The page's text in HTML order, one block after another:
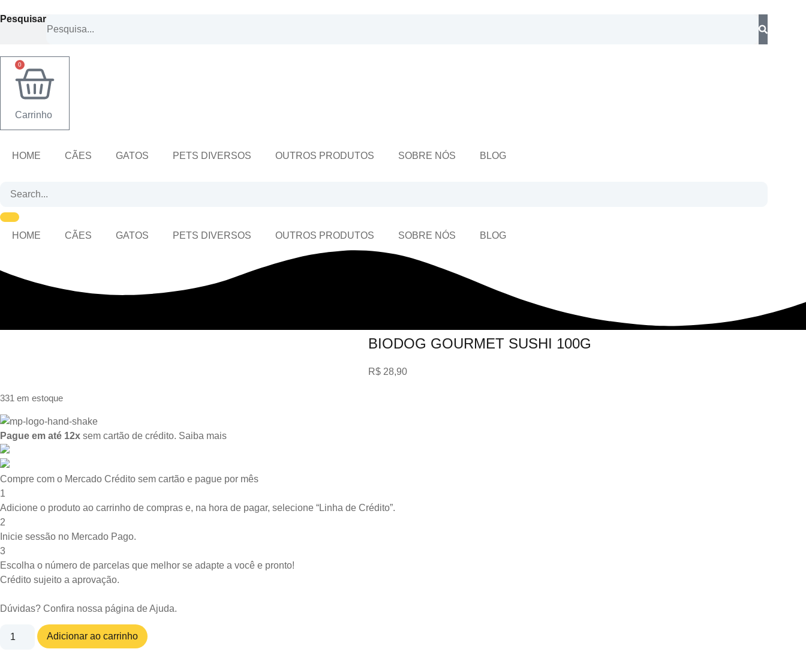
para
Pesquisar
0
Carrinho
HOME CÃES GATOS PETS DIVERSOS OUTROS PRODUTOS SOBRE NÓS BLOG
HOME CÃES GATOS PETS DIVERSOS OUTROS PRODUTOS SOBRE NÓS BLOG
BIODOG GOURMET SUSHI 100G
R$ 28,90
331 em estoque
Pague em até 12x sem cartão de crédito. Saiba mais
Compre com o Mercado Crédito sem cartão e pague por mês
1
Adicione o produto ao carrinho de compras e, na hora de pagar, selecione “Linha de Crédito”.
2
Inicie sessão no Mercado Pago.
3
Escolha o número de parcelas que melhor se adapte a você e pronto!
Crédito sujeito a aprovação.
Dúvidas? Confira nossa página deAjuda.
GOURMETAdicionar ao carrinho